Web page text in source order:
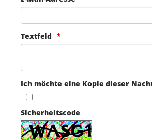
Textfeld
Ich möchte eine Kopie dieser
Sicherheitscode